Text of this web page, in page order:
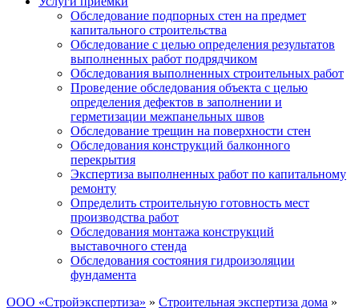
Обследование подпорных стен на предмет
капитального строительства
Обследование с целью определения результатов
выполненных работ подрядчиком
Обследования выполненных строительных работ
Проведение обследования объекта с целью
определения дефектов в заполнении и
герметизации межпанельных швов
Обследование трещин на поверхности стен
Обследования конструкций балконного
перекрытия
Экспертиза выполненных работ по капитальному
ремонту
Определить строительную готовность мест
производства работ
Обследования монтажа конструкций
выставочного стенда
Обследования состояния гидроизоляции
фундамента
ООО «Стройэкспертиза» » Строительная экспертиза дома »